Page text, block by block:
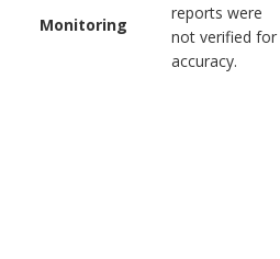
Monitoring
reports were
not verified for
accuracy.